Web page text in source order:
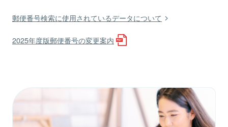
郵便番号検索に使用されているデータについて
2025年度版郵便番号の変更案内